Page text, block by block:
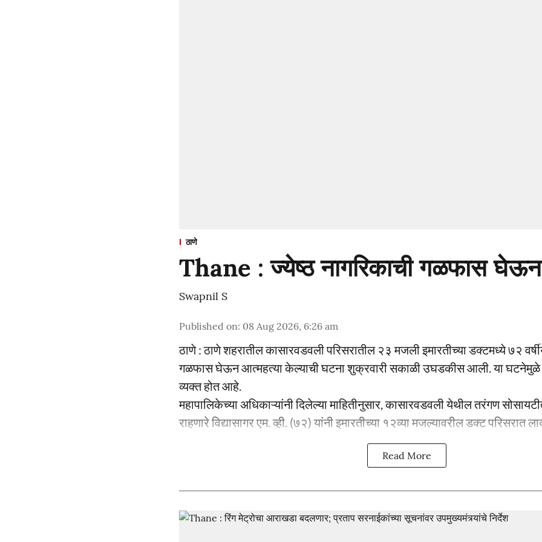
ठाणे
Thane : ज्येष्ठ नागरिकाची गळफास
Swapnil S
Published on: 08 Aug 2026, 6:26 am
ठाणे : ठाणे शहरातील कासारवडवली परिसरातील २३ मजली इमारतीच्या डक्टमध्ये ७२
गळफास घेऊन आत्महत्या केल्याची घटना शुक्रवारी सकाळी उघडकीस आली. या घटनेमुळे
व्यक्त होत आहे.
महापालिकेच्या अधिकाऱ्यांनी दिलेल्या माहितीनुसार, कासारवडवली येथील तरंगण
राहणारे विद्यासागर एम. व्ही. (७२) यांनी इमारतीच्या १२व्या मजल्यावरील डक्ट परिसरात
Read More